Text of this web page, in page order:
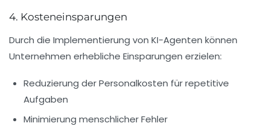
4. Kosteneinsparungen
Durch die Implementierung von KI-Agenten können
Unternehmen erhebliche Einsparungen erzielen:
Reduzierung der Personalkosten für repetitive
Aufgaben
Minimierung menschlicher Fehler